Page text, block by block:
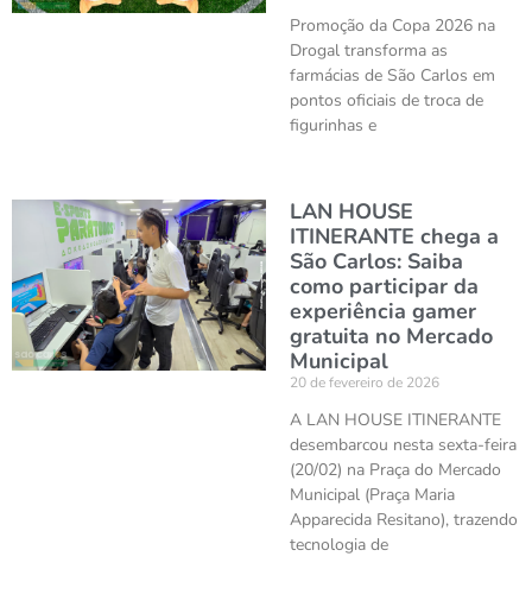
Promoção da Copa 2026 na
Drogal transforma as
farmácias de São Carlos em
pontos oficiais de troca de
figurinhas e
LAN HOUSE
ITINERANTE chega a
São Carlos: Saiba
como participar da
experiência gamer
gratuita no Mercado
Municipal
20 de fevereiro de 2026
A LAN HOUSE ITINERANTE
desembarcou nesta sexta-feira
(20/02) na Praça do Mercado
Municipal (Praça Maria
Apparecida Resitano), trazendo
tecnologia de